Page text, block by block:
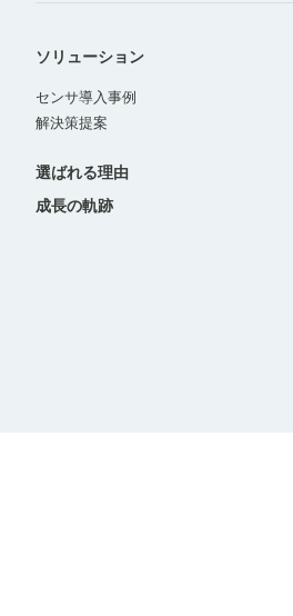
ソリューション
センサ導入事例
解決策提案
選ばれる理由
成長の軌跡